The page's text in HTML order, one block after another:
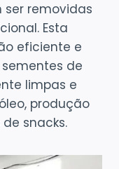
ser removidas
Esta
eficiente e
de
limpas e
produção
snacks.